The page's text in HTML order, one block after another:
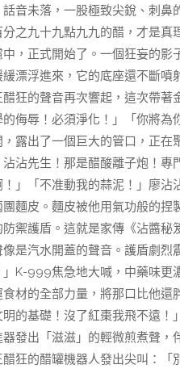
音未落，一股極致尖銳、刺鼻
之九十九點九九的醋，才是真
，正式開始了。一個狂妄的影
漂浮進來，它的底座還不斷噴
狂的聲音再次響起，這次帶著
侮辱！必須淨化！」「你將為
，露出了一個巨大的管口，正
沾先生！那是醋酸離子炮！
」「不准動我的蒜泥！」廖沾
麵皮。麵皮被他用氣功般的捏
禦護盾。這就是家傳《沾醬秘
是汽水開蓋的聲音。護盾劇
K-999焦急地大喊，中藥味更
材的全部力量，將那口比他
的基礎！沒了紅棗我飛不遠！
發出「滋滋」的輕微煎煮聲
的醋罐機器人發出尖叫：「